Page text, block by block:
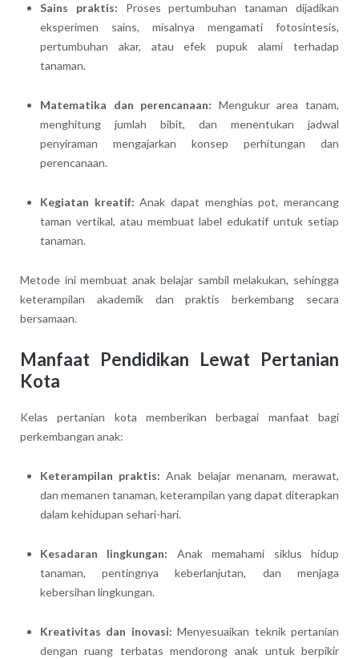
Sains praktis: Proses pertumbuhan tanaman dijadikan
eksperimen sains, misalnya mengamati fotosintesis,
pertumbuhan akar, atau efek pupuk alami terhadap
tanaman.
Matematika dan perencanaan: Mengukur area tanam,
menghitung jumlah bibit, dan menentukan jadwal
penyiraman mengajarkan konsep perhitungan dan
perencanaan.
Kegiatan kreatif: Anak dapat menghias pot, merancang
taman vertikal, atau membuat label edukatif untuk setiap
tanaman.
Metode ini membuat anak belajar sambil melakukan, sehingga
keterampilan akademik dan praktis berkembang secara
bersamaan.
Manfaat Pendidikan Lewat Pertanian
Kota
Kelas pertanian kota memberikan berbagai manfaat bagi
perkembangan anak:
Keterampilan praktis: Anak belajar menanam, merawat,
dan memanen tanaman, keterampilan yang dapat diterapkan
dalam kehidupan sehari-hari.
Kesadaran lingkungan: Anak memahami siklus hidup
tanaman, pentingnya keberlanjutan, dan menjaga
kebersihan lingkungan.
Kreativitas dan inovasi: Menyesuaikan teknik pertanian
dengan ruang terbatas mendorong anak untuk berpikir